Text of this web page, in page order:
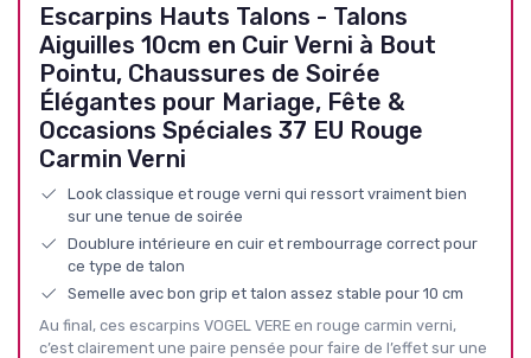
Escarpins Hauts Talons - Talons
Aiguilles 10cm en Cuir Verni à Bout
Pointu, Chaussures de Soirée
Élégantes pour Mariage, Fête &
Occasions Spéciales 37 EU Rouge
Carmin Verni
Look classique et rouge verni qui ressort vraiment bien
sur une tenue de soirée
Doublure intérieure en cuir et rembourrage correct pour
ce type de talon
Semelle avec bon grip et talon assez stable pour 10 cm
Au final, ces escarpins VOGEL VERE en rouge carmin verni,
c’est clairement une paire pensée pour faire de l’effet sur une